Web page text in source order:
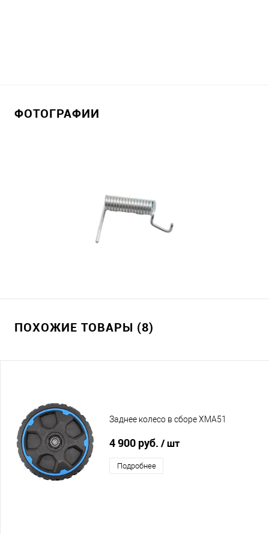
ФОТОГРАФИИ
ПОХОЖИЕ ТОВАРЫ (8)
Заднее колесо в сборе XMA51
4 900 руб. / шт
Подробнее